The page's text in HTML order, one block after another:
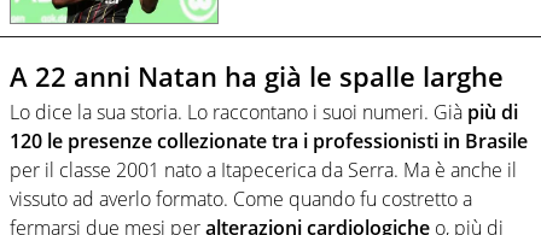
A 22 anni Natan ha già le spalle larghe
Lo dice la sua storia. Lo raccontano i suoi numeri. Già più di
120 le presenze collezionate tra i professionisti in Brasile
per il classe 2001 nato a Itapecerica da Serra. Ma è anche il
vissuto ad averlo formato. Come quando fu costretto a
fermarsi due mesi peralterazioni cardiologiche o, più di